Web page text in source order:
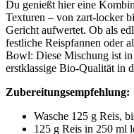
Du genießt hier eine
Texturen – von zart-locker
Gericht aufwertet. Ob als
festliche Reispfannen oder
Bowl: Diese Mischung ist
erstklassige Bio-Qualität in
Zubereitungsempfehlung:
Wasche 125 g Reis,
125 g Reis in 250 ml